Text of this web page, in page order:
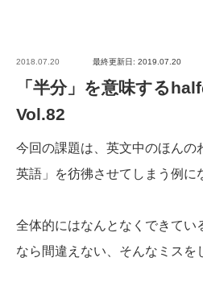
2018.07.20 最終更新日: 2019.07.20
「半分」を意味する
Vol.82
今回の課題は、英文中のほんの
英語」を彷彿させてしまう例に
全体的にはなんとなくできてい
なら間違えない、そんなミスを